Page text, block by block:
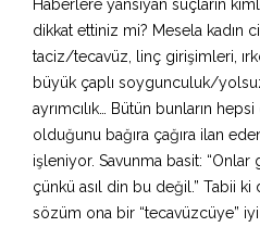
Haberlere yansıyan suçların
dikkat ettiniz mi? Mesela kadın
taciz/tecavüz, linç girişimleri,
büyük çaplı soygunculuk/
ayrımcılık… Bütün bunların
olduğunu bağıra çağıra ilan
işleniyor. Savunma basit:
çünkü asıl din bu değil.” Tabii ki
sözüm ona bir “tecavüzcüye”